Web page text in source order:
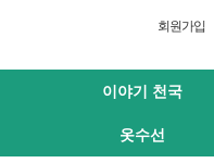
회원가입
이야기 천국
옷수선